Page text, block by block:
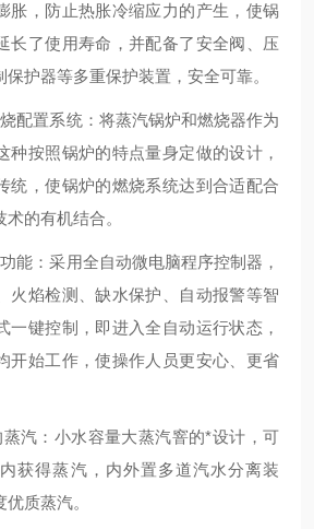
胀，防止热胀冷缩应力的产生，使锅
长了使用寿命，并配备了安全阀、压
护器等多重保护装置，安全可靠。
置系统：将蒸汽锅炉和燃烧器作为
种按照锅炉的特点量身定做的设计，
统，使锅炉的燃烧系统达到合适配合
的有机结合。
：采用全自动微电脑程序控制器，
火焰检测、缺水保护、自动报警等智
一键控制，即进入全自动运行状态，
开始工作，使操作人员更安心、更省
：小水容量大蒸汽窨的*设计，可
获得蒸汽，内外置多道汽水分离装
质蒸汽。